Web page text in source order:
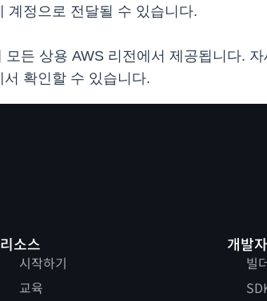
계정으로 전달될 수 있습니다.
든 상용 AWS 리전에서 제공됩니다.
서 확인할 수 있습니다.
리소스
시작하기
교육
개발자
빌